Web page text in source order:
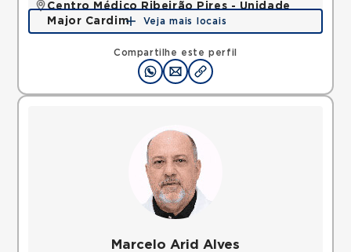
Compartilhe este perfil
Centro Médico Ribeirão Pires - Unidade
Major Cardim
Rua Major Cardim, Suissa, Ribeirao Pires, SP,
Mapa
Veja mais locais
Marcelo Arid Alves